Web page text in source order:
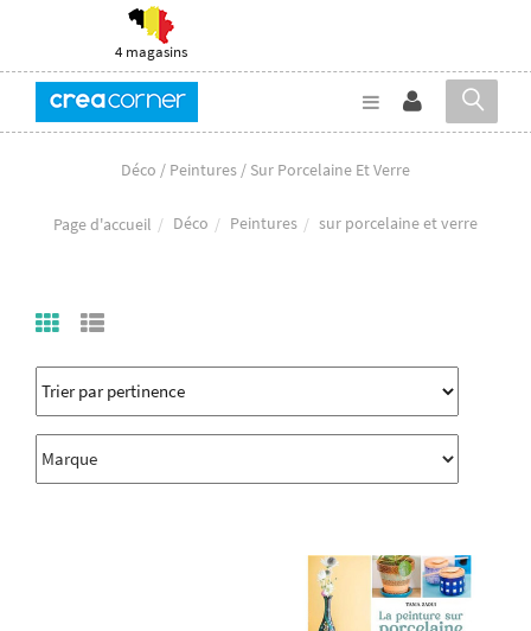
4 magasins
Déco / Peintures / Sur Porcelaine Et Verre
Page d'accueil Déco Peintures sur porcelaine et verre